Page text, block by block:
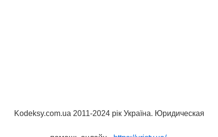
Kodeksy.com.ua 2011-2024 рік Україна. Юридическая